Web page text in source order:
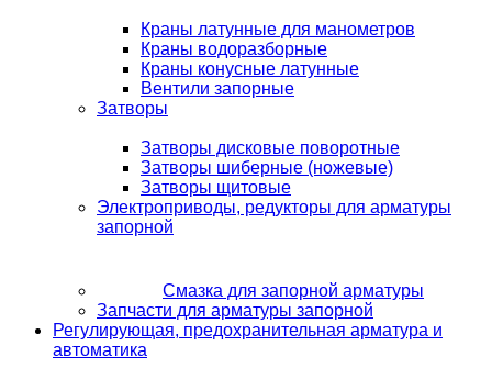
Краны латунные для манометров
Краны водоразборные
Краны конусные латунные
Вентили запорные
Затворы
Затворы дисковые поворотные
Затворы шиберные (ножевые)
Затворы щитовые
Электроприводы, редукторы для арматуры
запорной
Смазка для запорной арматуры
Запчасти для арматуры запорной
Регулирующая, предохранительная арматура и
автоматика